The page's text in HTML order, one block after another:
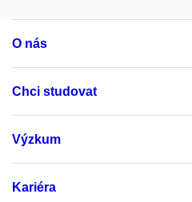
O nás
Chci studovat
Výzkum
Kariéra